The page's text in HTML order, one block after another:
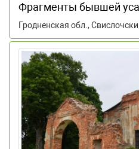
Фрагменты бывшей
Гродненская обл.,